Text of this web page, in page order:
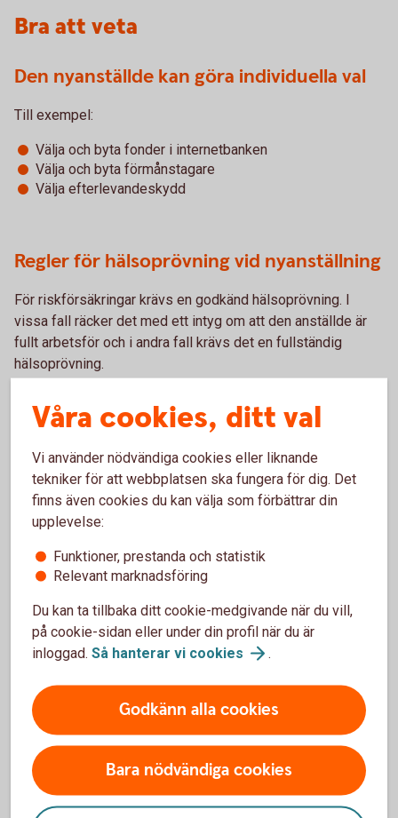
Bra att veta
Den nyanställde kan göra individuella val
Till exempel:
Välja och byta fonder i internetbanken
Välja och byta förmånstagare
Välja efterlevandeskydd
Regler för hälsoprövning vid nyanställning
För riskförsäkringar krävs en godkänd hälsoprövning. I
vissa fall räcker det med ett intyg om att den anställde är
fullt arbetsför och i andra fall krävs det en fullständig
hälsoprövning.
försäkring med likartade förmåner, räcker som
hälsoprövning ett intyg om att den försäkrade är fullt
arbetsför.
Om kravet fullt arbetsför inte uppfylls, görs en
individuell hälsoprövning innan vi kan erbjuda försäkring.
Om färre än fem anställda tecknar försäkring krävs i
stället alltid individuell hälsoprövning. För
företagare/näringsidkare görs alltid individuell
hälsoprövning.
Teckningsregler och
hälsoprövning
För att omfattas av premiebefrielse, sjukförsäkring
eller garanterat efterlevandeskydd måste den
försäkrade klara Swedbank Försäkrings
hälsoprövning.
Våra cookies, ditt val
Vi använder nödvändiga cookies eller liknande
tekniker för att webbplatsen ska fungera för dig. Det
finns även cookies du kan välja som förbättrar din
upplevelse:
Funktioner, prestanda och statistik
Relevant marknadsföring
Du kan ta tillbaka ditt cookie-medgivande när du vill,
på cookie-sidan eller under din profil när du är
inloggad. Så hanterar vi cookies .
Godkänn alla cookies
Bara nödvändiga cookies